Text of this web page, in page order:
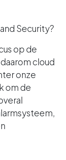
Security?
op de
cloud
onze
om de